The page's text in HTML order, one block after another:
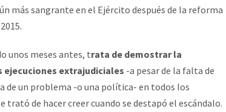
más sangrante en el Ejército después de la reforma
unos meses antes, trata de demostrar la
ejecuciones extrajudiciales -a pesar de la falta de
de un problema -o una política- en todos los
de hacer creer cuando se destapó el escándalo.